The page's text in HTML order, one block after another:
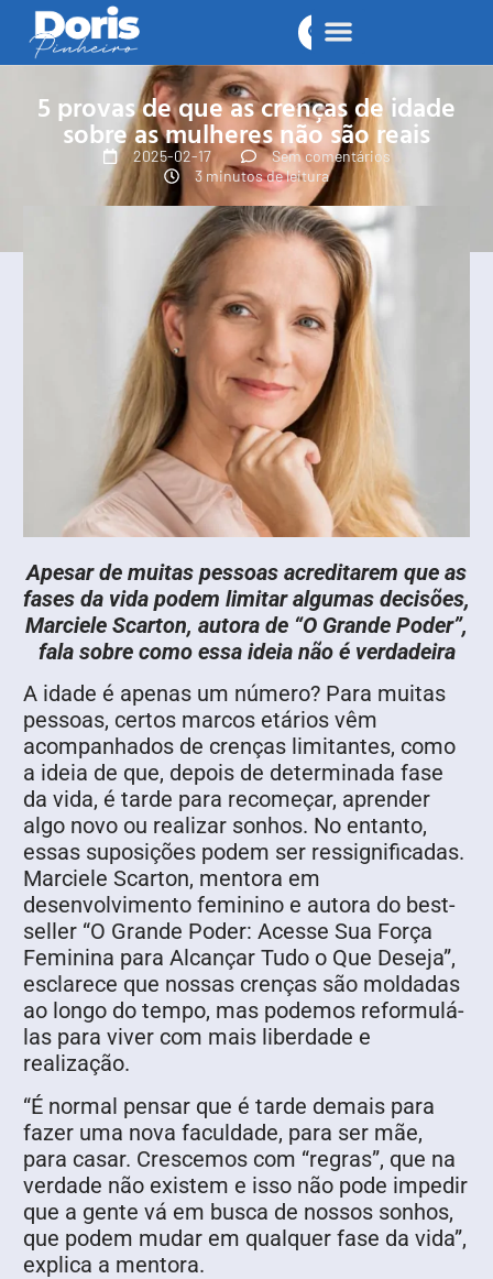
5 provas de que as crenças de idade
sobre as mulheres não são reais
2025-02-17
Sem comentários
3 minutos de leitura
Apesar de muitas pessoas acreditarem que as
fases da vida podem limitar algumas decisões,
Marciele Scarton, autora de “O Grande Poder”,
fala sobre como essa ideia não é verdadeira
A idade é apenas um número? Para muitas
pessoas, certos marcos etários vêm
acompanhados de crenças limitantes, como
a ideia de que, depois de determinada fase
da vida, é tarde para recomeçar, aprender
algo novo ou realizar sonhos. No entanto,
essas suposições podem ser ressignificadas.
Marciele Scarton, mentora em
desenvolvimento feminino e autora do best-
seller “O Grande Poder: Acesse Sua Força
Feminina para Alcançar Tudo o Que Deseja”,
esclarece que nossas crenças são moldadas
ao longo do tempo, mas podemos reformulá-
las para viver com mais liberdade e
realização.
“É normal pensar que é tarde demais para
fazer uma nova faculdade, para ser mãe,
para casar. Crescemos com “regras”, que na
verdade não existem e isso não pode impedir
que a gente vá em busca de nossos sonhos,
que podem mudar em qualquer fase da vida”,
explica a mentora.